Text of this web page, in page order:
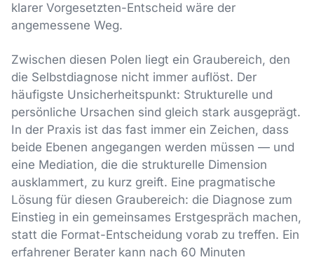
klarer Vorgesetzten-Entscheid wäre der
angemessene Weg.
Zwischen diesen Polen liegt ein Graubereich, den
die Selbstdiagnose nicht immer auflöst. Der
häufigste Unsicherheitspunkt: Strukturelle und
persönliche Ursachen sind gleich stark ausgeprägt.
In der Praxis ist das fast immer ein Zeichen, dass
beide Ebenen angegangen werden müssen — und
eine Mediation, die die strukturelle Dimension
ausklammert, zu kurz greift. Eine pragmatische
Lösung für diesen Graubereich: die Diagnose zum
Einstieg in ein gemeinsames Erstgespräch machen,
statt die Format-Entscheidung vorab zu treffen. Ein
erfahrener Berater kann nach 60 Minuten